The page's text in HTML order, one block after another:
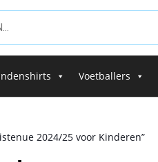
Voetballers
2024/25 voor Kinderen”